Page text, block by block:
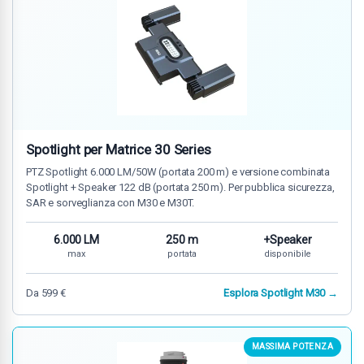
Spotlight per Matrice 30 Series
PTZ Spotlight 6.000 LM/50W (portata 200 m) e versione combinata
Spotlight + Speaker 122 dB (portata 250 m). Per pubblica sicurezza,
SAR e sorveglianza con M30 e M30T.
6.000 LM
max
250 m
portata
+Speaker
disponibile
Da 599 € Esplora Spotlight M30 →
MASSIMA POTENZA